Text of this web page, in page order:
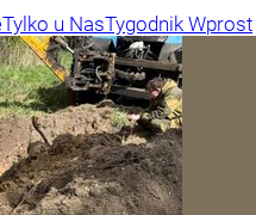
Tylko u NasTygodnik Wprost